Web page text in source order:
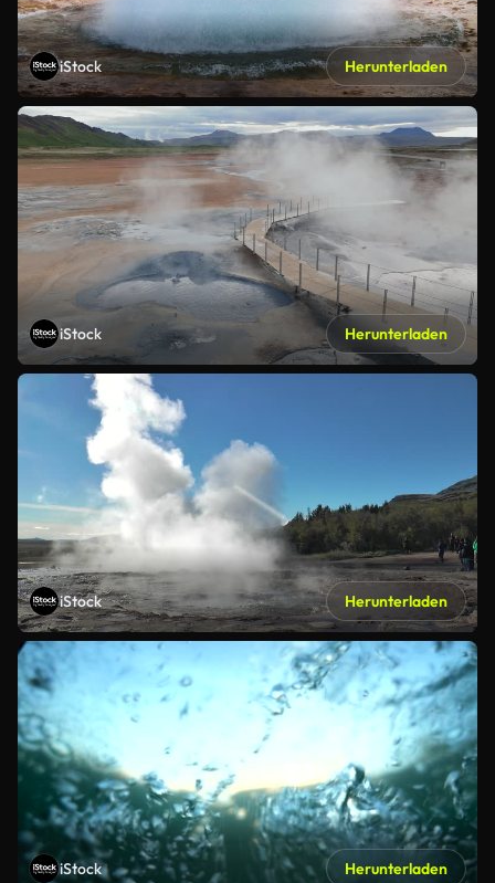
iStock Herunterladen
iStock Herunterladen
iStock Herunterladen
iStock Herunterladen